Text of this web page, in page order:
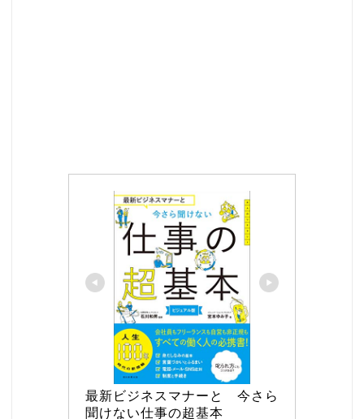
最新ビジネスマナーと　今さら
聞けない仕事の超基本